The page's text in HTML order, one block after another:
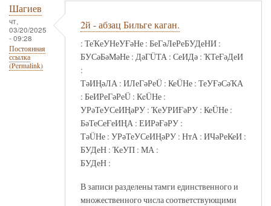
Шагиев
чт,
03/20/2025
- 09:28
Постоянная
ссылка
(Permalink)
2й - абзац Бильге каган.
: ТеҠеУНеУҒәНе : БеГәЛеРеБУДеНИ :
БУСәБәМәНе : ДәГÜТА : СеИДә : ҠТеҒәДеИ
:
ТәИҢәЛА : ИЛеГәРеÜ : КеÜНе : ТеУҒәСәҠА
: БеИРеГәРеÜ : КeÜНе :
УРәТеУСеИҢәРУ : ҠеУРИҒәРУ : КеÜНе :
БәТеСеҒеИҢА : ЕИРәҒәРУ :
ТәÜНе : УРәТеУСеИҢәРУ : НтА : ИЧәРеКеИ :
БУДеН : ҠеУП : МА :
БУДеН :
В записи разделены тамги единственного и
множественного числа соответствующими